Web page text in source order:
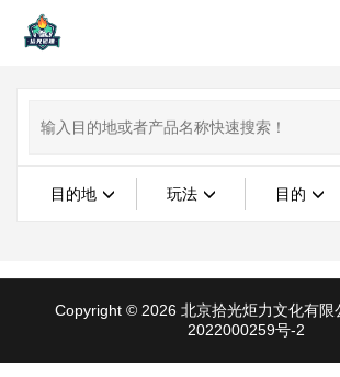
目的地 玩法 目的
Copyright © 2026 北京拾光炬力文化有
2022000259号-2